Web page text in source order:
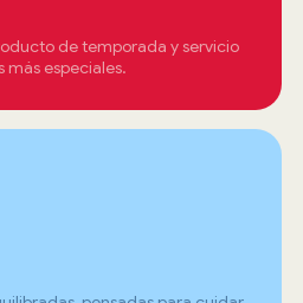
de temporada y servicio
más especiales.